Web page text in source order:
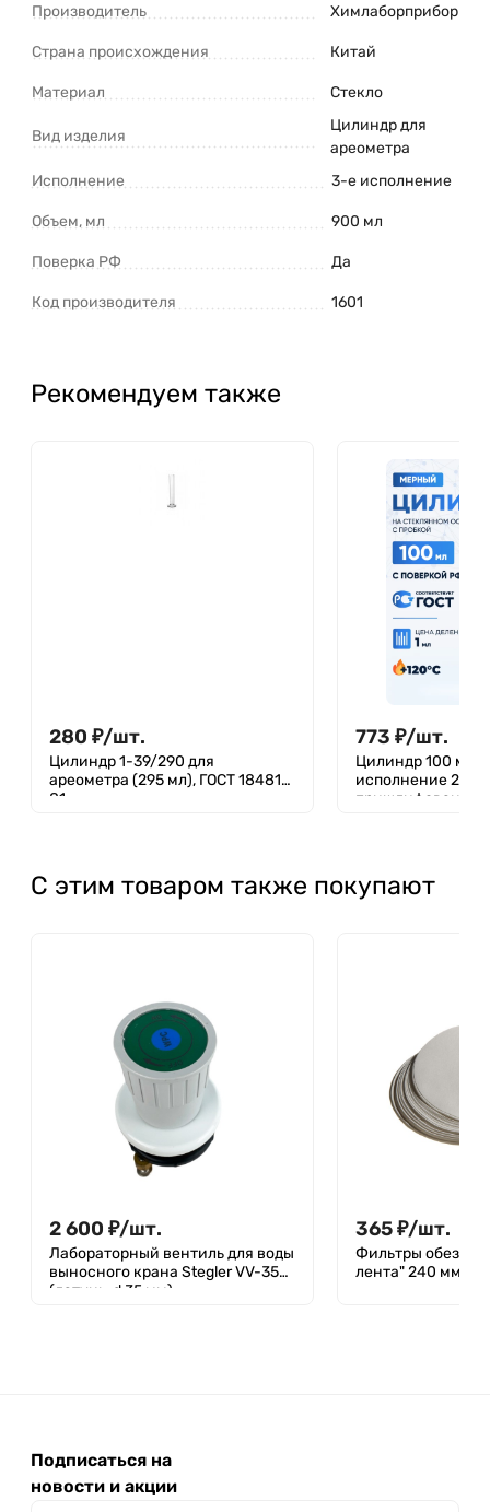
Производитель Химлаборприбор
Страна происхождения Китай
Материал Стекло
Вид изделия
Цилиндр для
ареометра
Исполнение
3-е исполнение
Объем, мл 900 мл
Поверка РФ Да
Код производителя 1601
Рекомендуем также
280 ₽/шт.
Цилиндр 1-39/290 для
ареометра (295 мл), ГОСТ 18481-
81
773 ₽/шт.
Цилиндр 100 мл
исполнение 2 - с
пришлифованной
С этим товаром также покупают
2 600 ₽/шт.
Лабораторный вентиль для воды
выносного крана Stegler VV-35
(латунь, d 35 мм)
365₽/шт.
Фильтры
лента" 240 мм,
Подписаться на
новости и акции